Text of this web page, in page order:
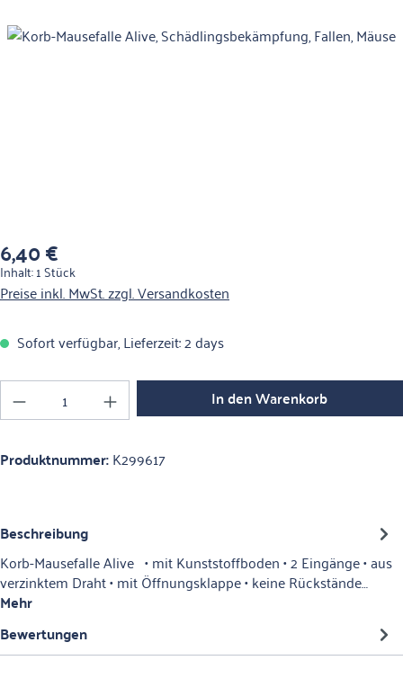
Bildergalerie überspringen
Regulärer Preis:
6,40 €
Inhalt:1 Stück
Preise inkl. MwSt. zzgl. Versandkosten
Sofort verfügbar, Lieferzeit: 2 days
Produkt Anzahl: Gib den gewünschten Wert
In den Warenkorb
Produktnummer:K299617
Beschreibung
Korb-Mausefalle Alive • mit Kunststoffboden • 2 Eingänge • aus
verzinktem Draht • mit Öffnungsklappe • keine Rückstände…
Mehr
Bewertungen